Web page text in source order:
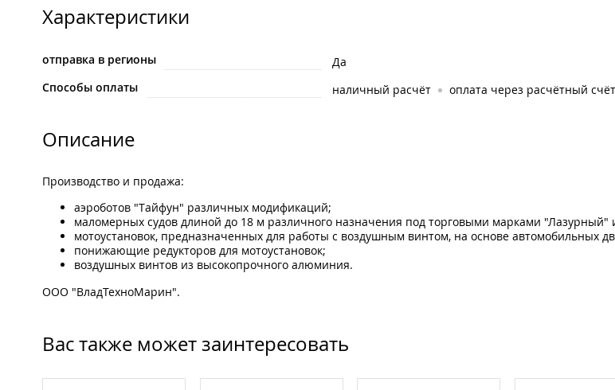
Характеристики
отправка в регионы
Да
Способы оплаты
наличный расчёт оплата через расчётный счёт
Описание
Производство и продажа:
аэроботов "Тайфун" различных модификаций;
маломерных судов длиной до 18 м различного назначения под торговыми марками "Лазурный"
мотоустановок, предназначенных для работы с воздушным винтом, на основе автомобильных
понижающие редукторов для мотоустановок;
воздушных винтов из высокопрочного алюминия.
ООО "ВладТехноМарин".
Вас также может заинтересовать